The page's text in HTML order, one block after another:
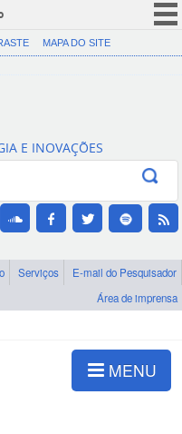
CORONAVÍRUS (COVID-19)
Canais
MAPA DO SITE
E INOVAÇÕES
Serviços
E-mail do Pesquisador
Área de imprensa
MENU